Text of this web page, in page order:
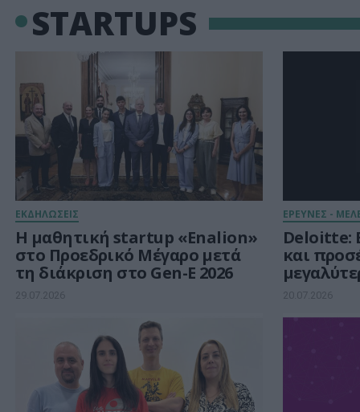
STARTUPS
ΕΚΔΗΛΩΣΕΙΣ
Η μαθητική startup «Enalion»
στο Προεδρικό Μέγαρο μετά
τη διάκριση στο Gen-E 2026
29.07.2026
ΕΡΕΥΝΕΣ -
Deloitte:
και
τις
20.07.2026